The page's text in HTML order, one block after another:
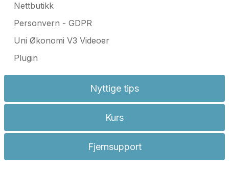
Nettbutikk
Personvern - GDPR
Uni Økonomi V3 Videoer
Plugin
Nyttige tips
Kurs
Fjernsupport